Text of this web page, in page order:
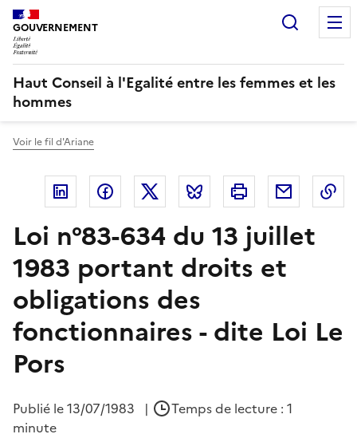
Panneau de gestion des cookies
GOUVERNEMENT
Haut Conseil à l'Egalité entre les femmes et les
hommes
Voir le fil d'Ariane
Linkedin FacebookTwitter Bluesky Imprimer Courriel
Loi n°83-634 du 13 juillet
1983 portant droits et
obligations des
fonctionnaires - dite Loi Le
Pors
Publié le13/07/1983 |
Temps de lecture : 1
minute